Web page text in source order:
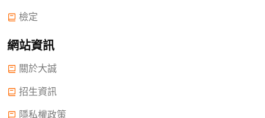
檢定
網站資訊
關於大誠
招生資訊
隱私權政策